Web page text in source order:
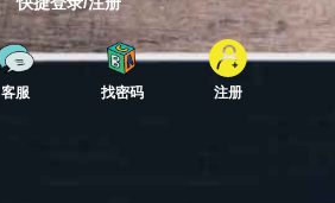
客服 找密码 注册